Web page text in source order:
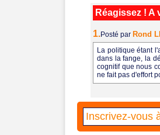
Réagissez ! A
1.Posté par Rond
La politique étant
dans la fange, la
cognitif que nous
ne fait pas d'effort